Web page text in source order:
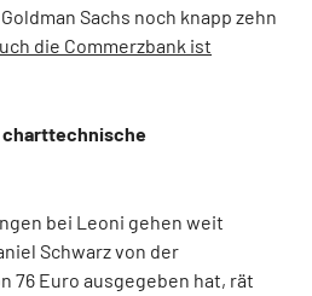
Sachs noch knapp zehn
die Commerzbank ist
bei Leoni gehen weit
Schwarz von der
76 Euro ausgegeben hat, rät